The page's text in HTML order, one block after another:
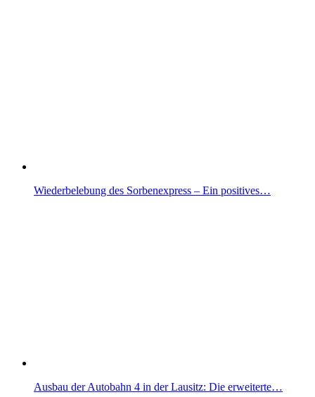
Wiederbelebung des Sorbenexpress – Ein positives…
Ausbau der Autobahn 4 in der Lausitz: Die erweiterte…